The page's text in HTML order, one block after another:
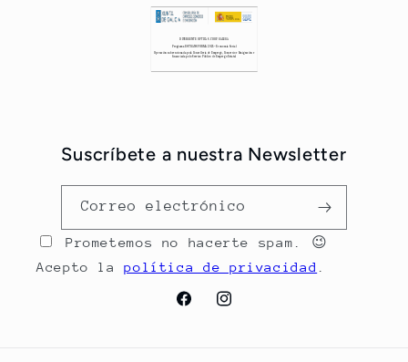
Suscríbete a nuestra Newsletter
Correo electrónico
Prometemos no hacerte spam. 😉
Acepto lapolítica de privacidad
FacebookInstagram